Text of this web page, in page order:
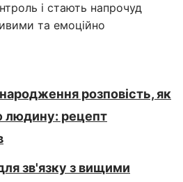
і стають напрочуд
та емоційно
розповість, як
людину: рецепт
зв'язку з вищими